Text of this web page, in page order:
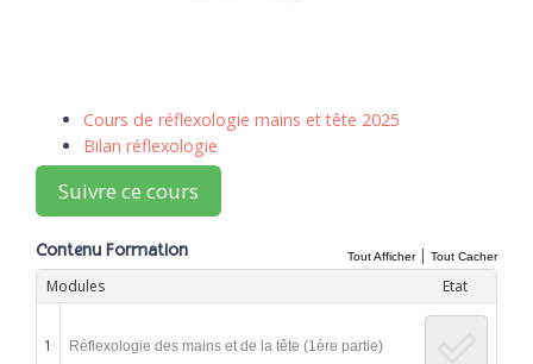
Cours de réflexologie mains et tête 2025
Bilan réflexologie
Suivre ce cours
Contenu Formation Tout Afficher| Tout Cacher
Modules Etat
1 Réflexologie des mains et de la tête (1ère partie)